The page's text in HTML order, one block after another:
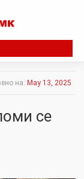
на: May 13, 2025
се